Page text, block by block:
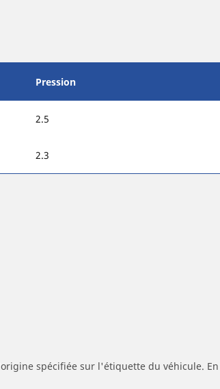
Pression
2.5
2.3
spécifiée sur l'étiquette du véhicule.